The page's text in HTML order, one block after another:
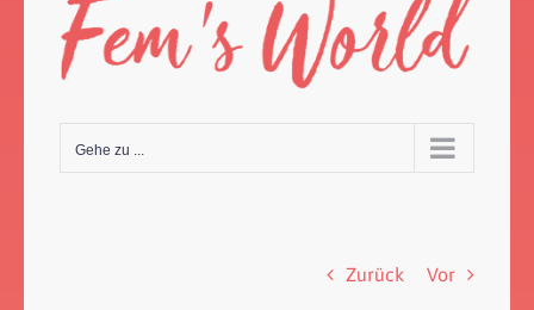
Gehe zu ...
Zurück Vor